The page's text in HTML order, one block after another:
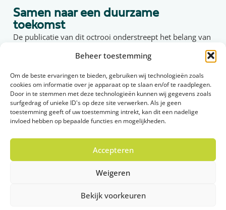
Beheer toestemming
Om de beste ervaringen te bieden, gebruiken wij technologieën zoals
cookies om informatie over je apparaat op te slaan en/of te raadplegen.
Door in te stemmen met deze technologieën kunnen wij gegevens zoals
surfgedrag of unieke ID's op deze site verwerken. Als je geen
toestemming geeft of uw toestemming intrekt, kan dit een nadelige
invloed hebben op bepaalde functies en mogelijkheden.
Accepteren
Weigeren
Bekijk voorkeuren
Samen naar een duurzame
toekomst
De publicatie van dit octrooi onderstreept het belang van
continue innovatie in onze sector. Bij Alldrain geloven we
sterk in oplossingen die niet alleen technisch presteren,
zijn.
Wil je weten hoe dit type buis kan worden toegepast in
jouw project of ben je benieuwd naar lopende testcases?
Neem gerust contact met ons op en we denken graag
Lees het volledige artikel op de website van Centexbel
Dode populieren krijgen tweede leven